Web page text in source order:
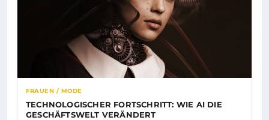
FRAUEN / MODE
TECHNOLOGISCHER FORTSCHRITT: WIE AI DIE
GESCHÄFTSWELT VERÄNDERT